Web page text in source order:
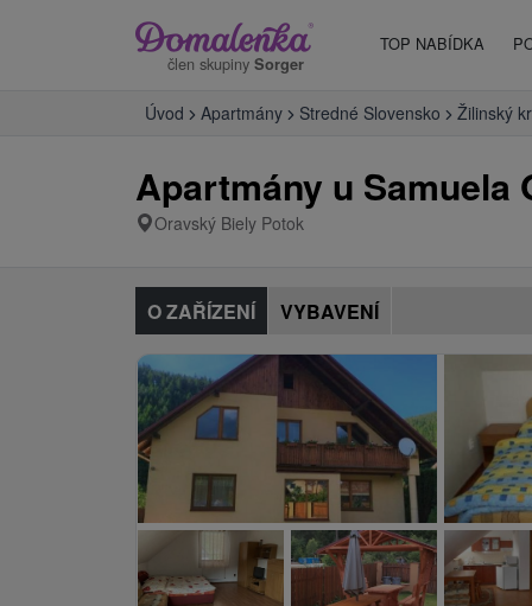
člen skupiny Sorger
TOP NABÍDKA
Úvod Apartmány Stredné Slovensko Žilinský
Apartmány u Samuela
Oravský Biely Potok
O ZAŘÍZENÍ VYBAVENÍ